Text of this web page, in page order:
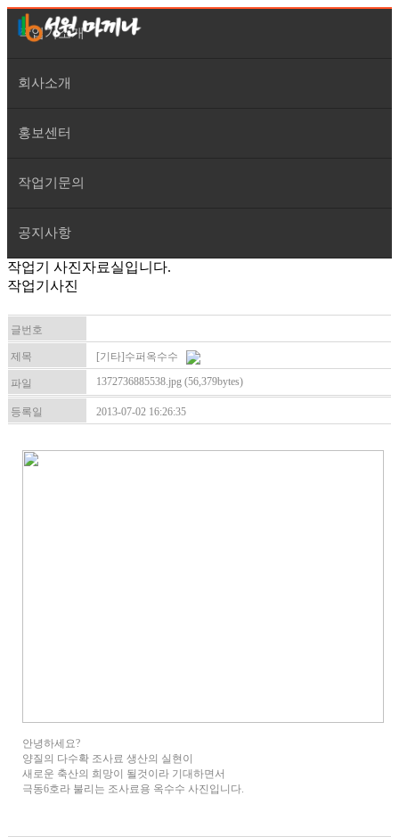
작업기소개
회사소개
홍보센터
작업기문의
공지사항
작업기 사진자료실입니다.
작업기사진
글번호
제목 [기타]수퍼옥수수
파일 1372736885538.jpg (56,379bytes)
등록일 2013-07-02 16:26:35
안녕하세요?
양질의 다수확 조사료 생산의 실현이
새로운 축산의 희망이 될것이라 기대하면서
극동6호라 불리는 조사료용 옥수수 사진입니다.